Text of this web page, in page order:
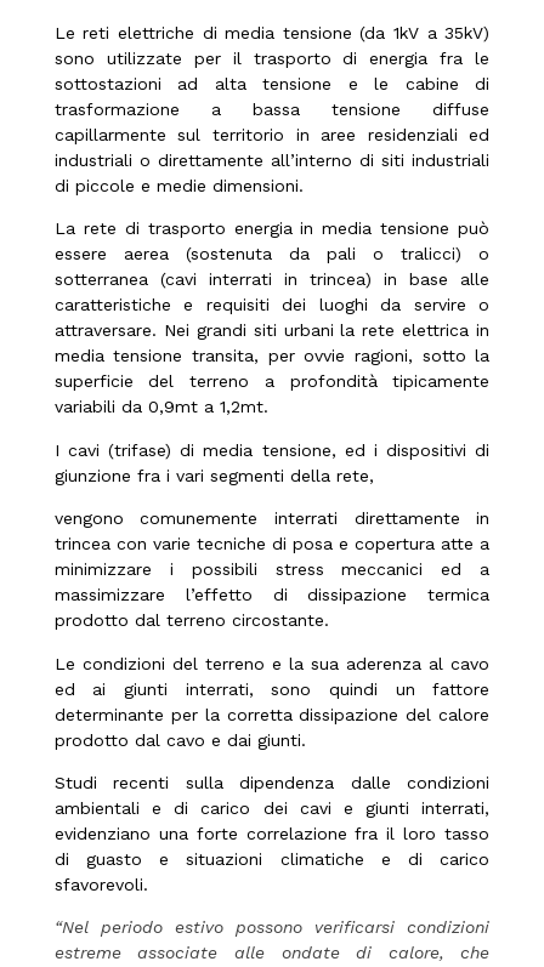
Le reti elettriche di media tensione (da 1kV a 35kV)
sono utilizzate per il trasporto di energia fra le
sottostazioni ad alta tensione e le cabine di
trasformazione a bassa tensione diffuse
capillarmente sul territorio in aree residenziali ed
industriali o direttamente all’interno di siti industriali
di piccole e medie dimensioni.
La rete di trasporto energia in media tensione può
essere aerea (sostenuta da pali o tralicci) o
sotterranea (cavi interrati in trincea) in base alle
caratteristiche e requisiti dei luoghi da servire o
attraversare. Nei grandi siti urbani la rete elettrica in
media tensione transita, per ovvie ragioni, sotto la
superficie del terreno a profondità tipicamente
variabili da 0,9mt a 1,2mt.
I cavi (trifase) di media tensione, ed i dispositivi di
giunzione fra i vari segmenti della rete,
vengono comunemente interrati direttamente in
trincea con varie tecniche di posa e copertura atte a
minimizzare i possibili stress meccanici ed a
massimizzare l’effetto di dissipazione termica
prodotto dal terreno circostante.
Le condizioni del terreno e la sua aderenza al cavo
ed ai giunti interrati, sono quindi un fattore
determinante per la corretta dissipazione del calore
prodotto dal cavo e dai giunti.
Studi recenti sulla dipendenza dalle condizioni
ambientali e di carico dei cavi e giunti interrati,
evidenziano una forte correlazione fra il loro tasso
di guasto e situazioni climatiche e di carico
sfavorevoli.
“Nel periodo estivo possono verificarsi condizioni
estreme associate alle ondate di calore, che